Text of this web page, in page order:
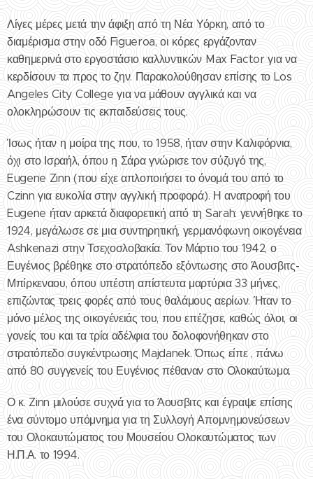
Λίγες μέρες μετά την άφιξη από τη Νέα Υόρκη, από το
διαμέρισμα στην οδό Figueroa, οι κόρες εργάζονταν
καθημερινά στο εργοστάσιο καλλυντικών Max Factor για να
κερδίσουν τα προς το ζην. Παρακολούθησαν επίσης το Los
Angeles City College για να μάθουν αγγλικά και να
ολοκληρώσουν τις εκπαιδεύσεις τους.
Ίσως ήταν η μοίρα της που, το 1958, ήταν στην Καλιφόρνια,
όχι στο Ισραήλ, όπου η Σάρα γνώρισε τον σύζυγό της,
Eugene Zinn (που είχε απλοποιήσει το όνομά του από το
Czinn για ευκολία στην αγγλική προφορά). Η ανατροφή του
Eugene ήταν αρκετά διαφορετική από τη Sarah: γεννήθηκε το
1924, μεγάλωσε σε μια συντηρητική, γερμανόφωνη οικογένεια
Ashkenazi στην Τσεχοσλοβακία. Τον Μάρτιο του 1942, ο
Ευγένιος βρέθηκε στο στρατόπεδο εξόντωσης στο Άουσβιτς-
Μπίρκεναου, όπου υπέστη απίστευτα μαρτύρια 33 μήνες,
επιζώντας τρεις φορές από τους θαλάμους αερίων. Ήταν το
μόνο μέλος της οικογένειάς του, που επέζησε, καθώς όλοι, οι
γονείς του και τα τρία αδέλφια του δολοφονήθηκαν στο
στρατόπεδο συγκέντρωσης Majdanek. Όπως είπε , πάνω
από 80 συγγενείς του Ευγένιος πέθαναν στο Ολοκαύτωμα.
Ο κ. Zinn μιλούσε συχνά για το Άουσβιτς και έγραψε επίσης
ένα σύντομο υπόμνημα για τη Συλλογή Απομνημονεύσεων
του Ολοκαυτώματος του Μουσείου Ολοκαυτώματος των
Η.Π.Α. το 1994.